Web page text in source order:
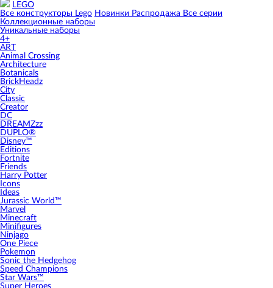
LEGO
Все конструкторы Lego Новинки Распродажа Все серии
Коллекционные наборы
Уникальные наборы
4+
ART
Animal Crossing
Architecture
Botanicals
BrickHeadz
City
Classic
Creator
DC
DREAMZzz
DUPLO®
Disney™
Editions
Fortnite
Friends
Harry Potter
Icons
Ideas
Jurassic World™
Marvel
Minecraft
Minifigures
Ninjago
One Piece
Pokemon
Sonic the Hedgehog
Speed Champions
Star Wars™
Super Heroes